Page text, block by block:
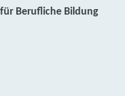
Berufliche Bildung